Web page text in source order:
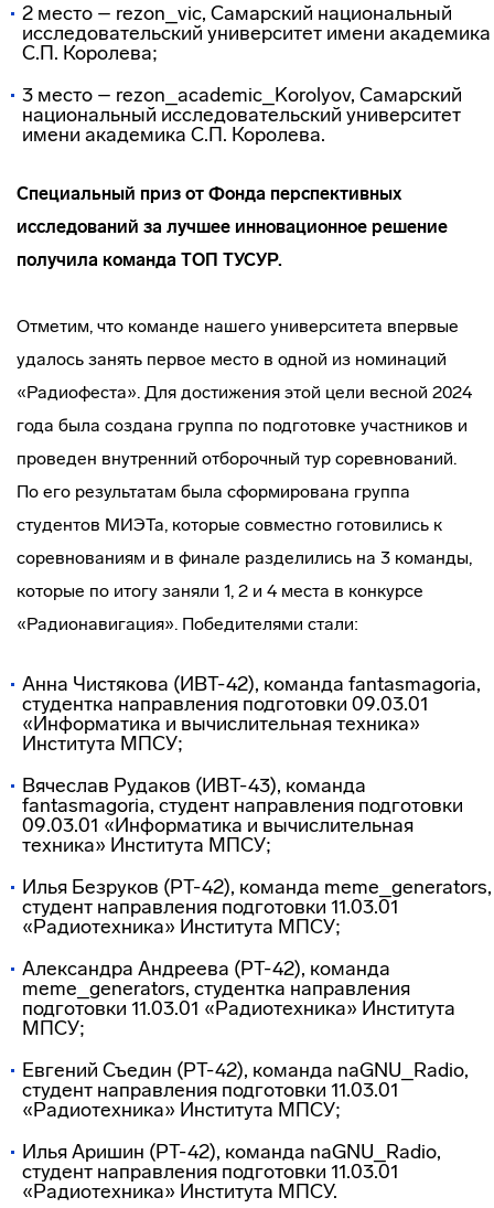
2 место – rezon_vic, Самарский национальный
исследовательский университет имени академика
С.П. Королева;
3 место – rezon_academic_Korolyov, Самарский
национальный исследовательский университет
имени академика С.П. Королева.
Специальный приз от Фонда перспективных
исследований за лучшее инновационное решение
получила команда ТОП ТУСУР.
Отметим, что команде нашего университета впервые
удалось занять первое место в одной из номинаций
«Радиофеста». Для достижения этой цели весной 2024
года была создана группа по подготовке участников и
проведен внутренний отборочный тур соревнований.
По его результатам была сформирована группа
студентов МИЭТа, которые совместно готовились к
соревнованиям и в финале разделились на 3 команды,
которые по итогу заняли 1, 2 и 4 места в конкурсе
«Радионавигация». Победителями стали:
Анна Чистякова (ИВТ-42), команда fantasmagoria,
студентка направления подготовки 09.03.01
«Информатика и вычислительная техника»
Института МПСУ;
Вячеслав Рудаков (ИВТ-43), команда
fantasmagoria, студент направления подготовки
09.03.01 «Информатика и вычислительная
техника» Института МПСУ;
Илья Безруков (РТ-42), команда meme_generators,
студент направления подготовки 11.03.01
«Радиотехника» Института МПСУ;
Александра Андреева (РТ-42), команда
meme_generators, студентка направления
подготовки 11.03.01 «Радиотехника» Института
МПСУ;
Евгений Съедин (РТ-42), команда naGNU_Radio,
студент направления подготовки 11.03.01
«Радиотехника» Института МПСУ;
Илья Аришин (РТ-42), команда naGNU_Radio,
студент направления подготовки 11.03.01
«Радиотехника» Института МПСУ.